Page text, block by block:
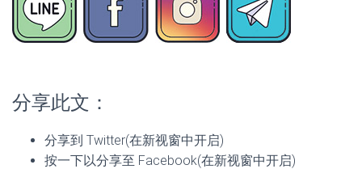
分享此文：
分享到 Twitter(在新视窗中开启)
按一下以分享至 Facebook(在新视窗中开启)